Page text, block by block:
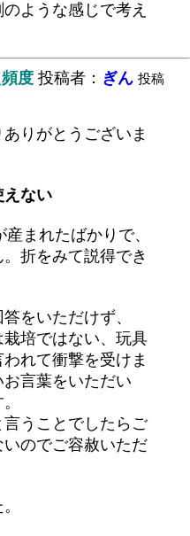
ような感じで考え
度 投稿者： ぎん 投稿
りがとうございま
えない
まれたばかりで、
折をみて説得でき
をいただけず、
栽培ではない、玩具
れて衝撃を受けま
言葉をいただい
言うことでしたらご
のでご容赦いただ